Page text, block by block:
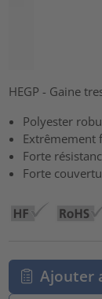
HEGP - Gaine
Polyester
Extrêmement
Forte
Forte
Ajouter